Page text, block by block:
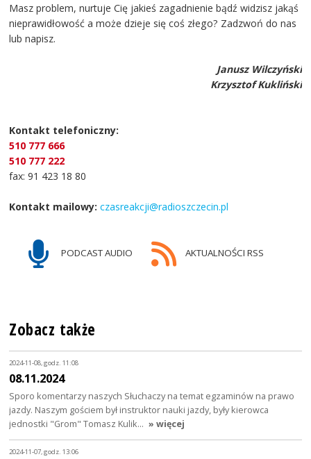
Masz problem, nurtuje Cię jakieś zagadnienie bądź widzisz jakąś
nieprawidłowość a może dzieje się coś złego? Zadzwoń do nas
lub napisz.
Janusz Wilczyński
Krzysztof Kukliński
Kontakt telefoniczny:
510 777 666
510 777 222
fax: 91 423 18 80
Kontakt mailowy: czasreakcji@radioszczecin.pl
PODCAST AUDIO AKTUALNOŚCI RSS
Zobacz także
2024-11-08, godz. 11:08
08.11.2024
Sporo komentarzy naszych Słuchaczy na temat egzaminów na prawo
jazdy. Naszym gościem był instruktor nauki jazdy, były kierowca
jednostki "Grom" Tomasz Kulik… » więcej
2024-11-07, godz. 13:06